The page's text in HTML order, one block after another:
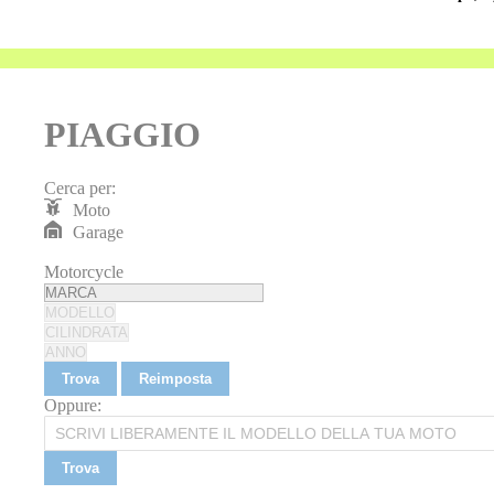
PIAGGIO
Cerca per:
Moto
Garage
Motorcycle
Trova Reimposta
Oppure:
Trova